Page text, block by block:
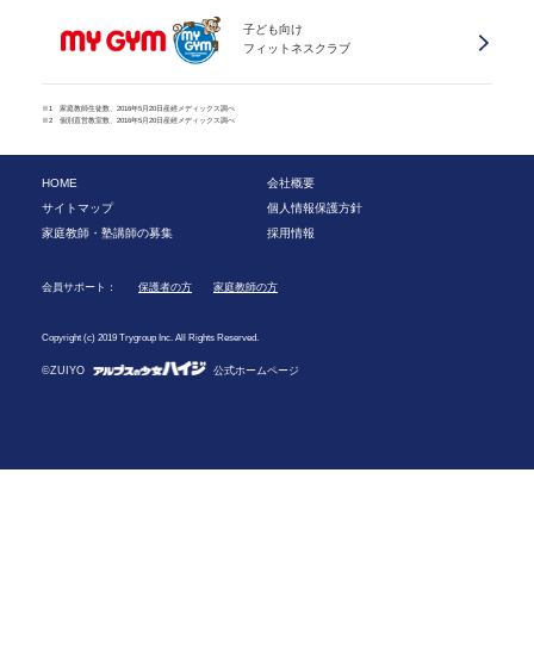
子ども向け
フィットネスクラブ
※1 家庭教師生徒数、2016年5月20日産經メディックス調べ
※2 個別直営教室数、2016年5月20日産經メディックス調べ
HOME
会社概要
サイトマップ
個人情報保護方針
家庭教師・塾講師の募集
採用情報
会員サポート： 保護者の方 家庭教師の方
Copyright (c) 2019 Trygroup Inc. All Rights Reserved.
©ZUIYO 公式ホームページ